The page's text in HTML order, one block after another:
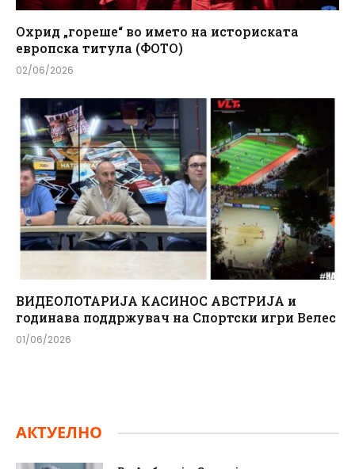
Охрид „гореше“ во името на историската
европска титула (ФОТО)
02/06/2026
ВИДЕОЛОТАРИЈА КАСИНОС АВСТРИЈА и
годинава поддржувач на Спортски игри Велес
01/06/2026
АКТУЕЛНО